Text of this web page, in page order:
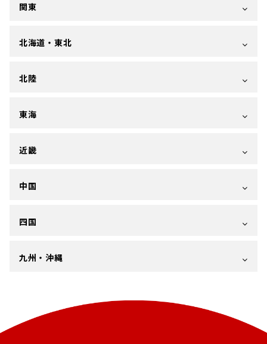
関東
北海道・東北
北陸
東海
近畿
中国
四国
九州・沖縄